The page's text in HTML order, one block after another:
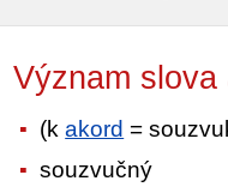
Význam
(kakord =
souzvučný